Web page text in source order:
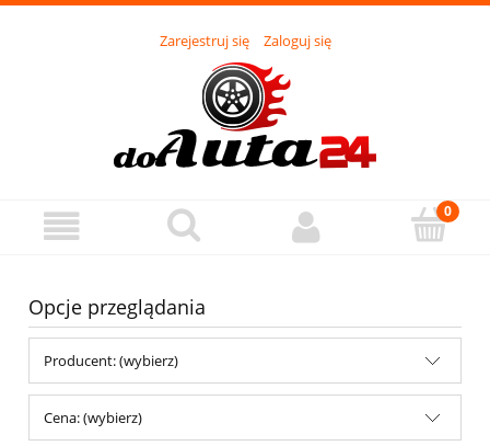
Zarejestruj się Zaloguj się
Opcje przeglądania
Producent: (wybierz)
Cena: (wybierz)